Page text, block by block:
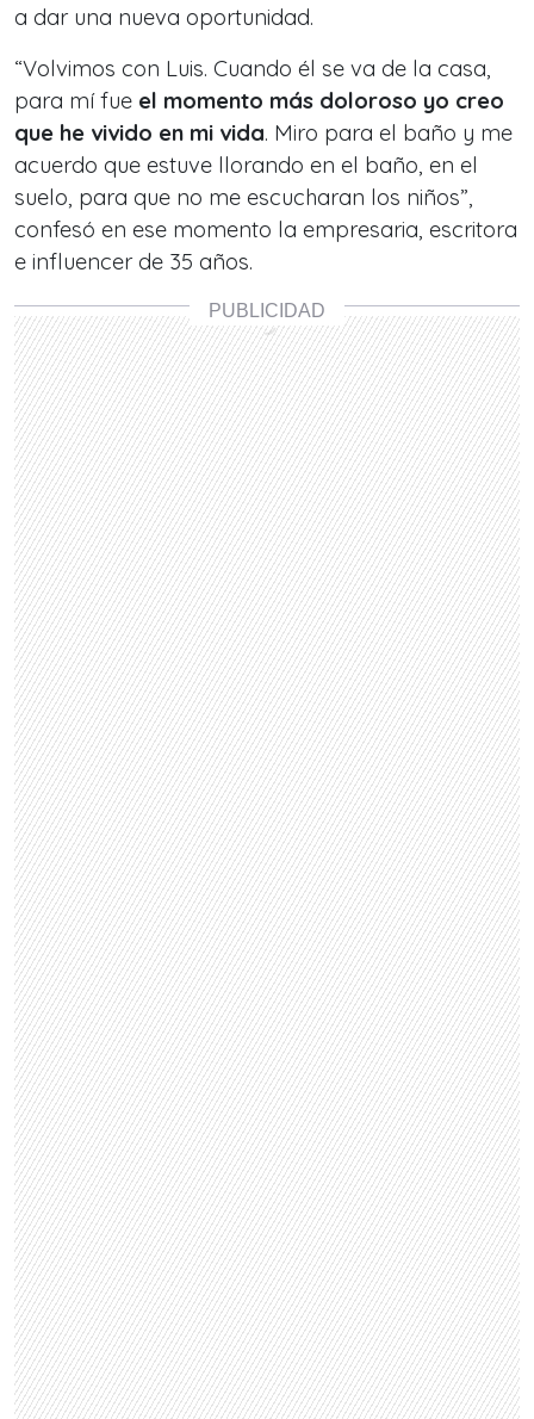
a dar una nueva oportunidad.
“Volvimos con Luis. Cuando él se va de la casa,
para mí fue el momento más doloroso yo creo
que he vivido en mi vida. Miro para el baño y me
acuerdo que estuve llorando en el baño, en el
suelo, para que no me escucharan los niños”,
confesó en ese momento la empresaria, escritora
e influencer de 35 años.